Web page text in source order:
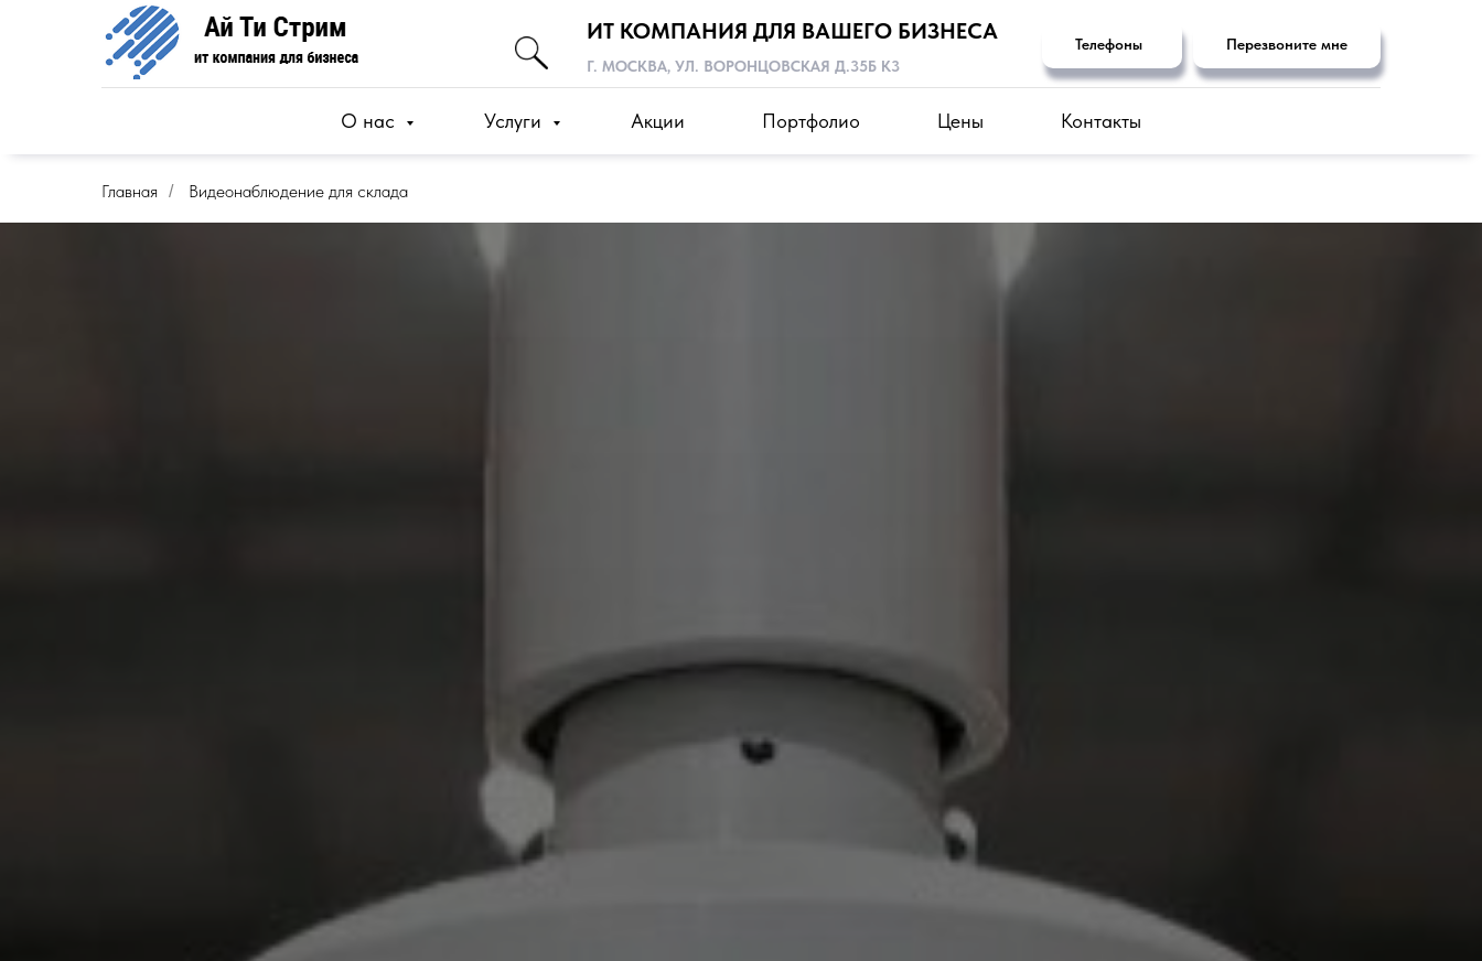
ИТ КОМПАНИЯ ДЛЯ ВАШЕГО БИЗНЕСА
Г. МОСКВА, УЛ. ВОРОНЦОВСКАЯ Д.35Б К3
Телефоны Перезвоните мне
О нас Услуги Акции Портфолио Цены Контакты
Главная / Видеонаблюдение для склада